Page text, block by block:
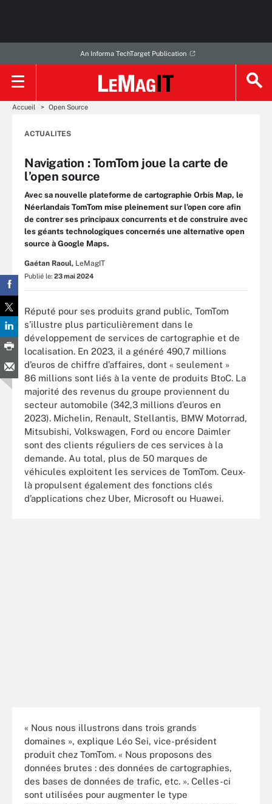
An Informa TechTarget Publication
Accueil Open Source
ACTUALITES
Navigation : TomTom joue la carte de
l’open source
Avec sa nouvelle plateforme de cartographie Orbis Map, le
Néerlandais TomTom mise pleinement sur l’open core afin
de contrer ses principaux concurrents et de construire avec
les géants technologiques concernés une alternative open
source à Google Maps.
Gaétan Raoul, LeMagIT
Publié le: 23 mai 2024
Réputé pour ses produits grand public, TomTom
s’illustre plus particulièrement dans le
développement de services de cartographie et de
localisation. En 2023, il a généré 490,7 millions
d’euros de chiffre d’affaires, dont « seulement »
86 millions sont liés à la vente de produits BtoC. La
majorité des revenus du groupe proviennent du
secteur automobile (342,3 millions d’euros en
2023). Michelin, Renault, Stellantis, BMW Motorrad,
Mitsubishi, Volkswagen, Ford ou encore Daimler
sont des clients réguliers de ces services à la
demande. Au total, plus de 50 marques de
véhicules exploitent les services de TomTom. Ceux-
là propulsent également des fonctions clés
d’applications chez Uber, Microsoft ou Huawei.
« Nous nous illustrons dans trois grands
domaines », explique Léo Sei, vice-président
produit chez TomTom. « Nous proposons des
données brutes : des données de cartographies,
des bases de données de trafic, etc. ». Celles-ci
sont utilisées pour augmenter le type